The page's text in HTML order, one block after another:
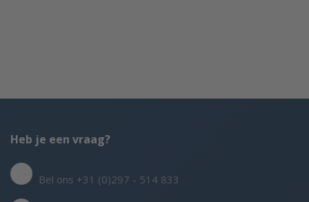
Heb je een vraag?
Bel ons +31 (0)297 - 514 833